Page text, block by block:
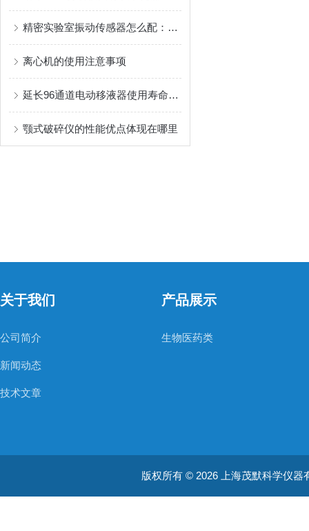
精密实验室振动传感器怎么配：按频率范围、安装方式与采集接口梳理配置思路
离心机的使用注意事项
延长96通道电动移液器使用寿命的技巧
颚式破碎仪的性能优点体现在哪里
关于我们
公司简介
新闻动态
技术文章
产品展示
生物医药类
版权所有 © 2026 上海茂默科学仪